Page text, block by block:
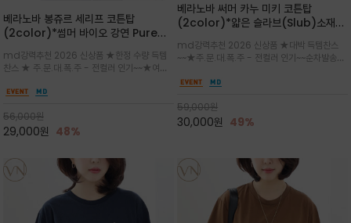
베라노바 봉쥬르 세리프 코튼탑
(2color)*썸머 바이오 강연 Pure
성적인 프랑스어 수식어를 조합
md강력추천 2026 신상품 ★한정 수량 득템
찬스 ★ 주.문.대.폭.주 - 전컬러 인기~~★여름
여유로운 감성/피부에 닿는 순간 기분 좋은 청량
56,000원
29,000원 48%
베라노바 써머 카누 미키 코튼탑
(2color)*얇은 슬라브(Slub)소재
하며, 몸에 잘 달라붙지 않아 쾌적
md강력추천 2026 신상품 ★대박 득템찬스
~~★주.문.대.폭.주 - 전컬러 인기~~순차발송중
드롭숄더 핏과 부드러운 라운드넥이 편안하며, 앞
다.
59,000원
30,000원 49%